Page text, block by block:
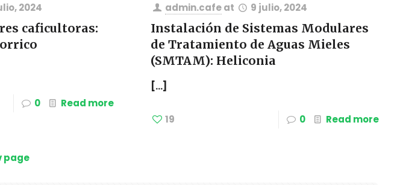
2024
caficultoras:
0 Read more
admin.cafeat 9 julio, 2024
Instalación de Sistemas Modulares
de Tratamiento de Aguas Mieles
(SMTAM): Heliconia
[…]
19 0 Read more
page